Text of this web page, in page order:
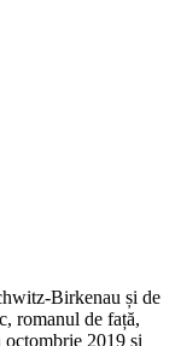
Birkenau și de
romanul de față,
2019 și